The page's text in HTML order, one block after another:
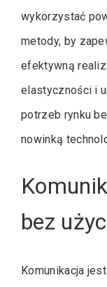
wykorzystać
metody, by
efektywną
elastyczności i
potrzeb rynku
nowinką
bez
Komunikacja